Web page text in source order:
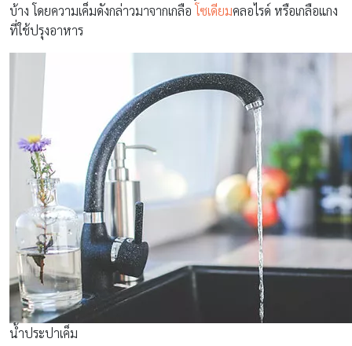
บ้าง โดยความเค็มดังกล่าวมาจากเกลือ โซเดียมคลอไรด์ หรือเกลือแกง
ที่ใช้ปรุงอาหาร
น้ำประปาเค็ม